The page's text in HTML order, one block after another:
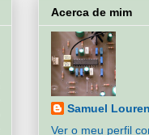
Acerca de mim
Samuel
Ver o meu perfil